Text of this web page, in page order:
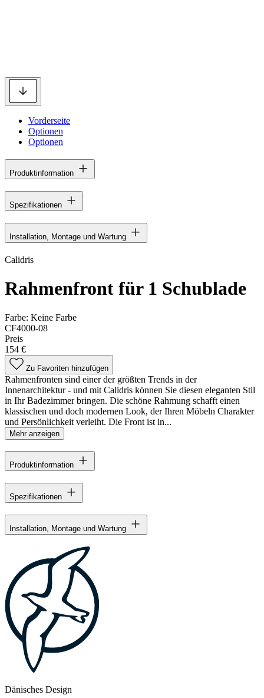
Vorderseite
Optionen
Optionen
Produktinformation
Spezifikationen
Installation, Montage und Wartung
Calidris
Rahmenfront für 1 Schublade
Farbe: Keine Farbe
CF4000-08
Preis
154 €
Zu Favoriten hinzufügen
Rahmenfronten sind einer der größten Trends in der
Innenarchitektur - und mit Calidris können Sie diesen eleganten Stil
in Ihr Badezimmer bringen. Die schöne Rahmung schafft einen
klassischen und doch modernen Look, der Ihren Möbeln Charakter
und Persönlichkeit verleiht. Die Front ist in...
Mehr anzeigen
Produktinformation
Spezifikationen
Installation, Montage und Wartung
Dänisches Design